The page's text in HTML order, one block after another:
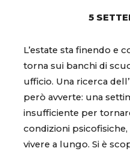
5
L’estate sta finendo e
torna sui banchi di
ufficio. Una ricerca
però avverte: una
insufficiente per
condizioni
vivere a lungo. Si è